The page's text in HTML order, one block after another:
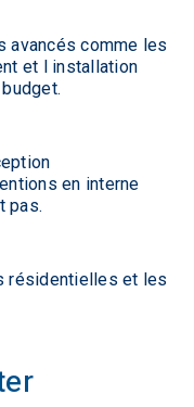
avancés comme les
et l installation
en interne
pas.
résidentielles et les